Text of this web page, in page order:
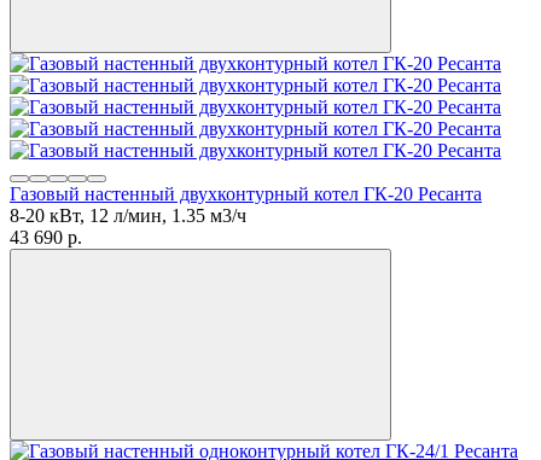
Газовый настенный двухконтурный котел ГК-20 Ресанта
8-20 кВт, 12 л/мин, 1.35 м3/ч
43 690 p.